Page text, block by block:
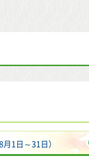
1日～31日）